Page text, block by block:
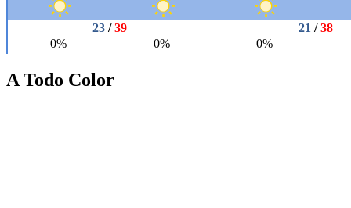
A Todo Color